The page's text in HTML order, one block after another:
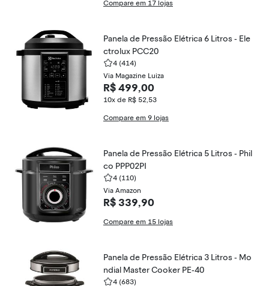
Compare em 17 lojas
Panela de Pressão Elétrica 6 Litros - Ele
ctrolux PCC20
4 (414)
Via Magazine Luiza
R$ 499,00
10x de R$ 52,53
Compare em 9 lojas
Panela de Pressão Elétrica 5 Litros - Phil
co PPP02PI
4 (110)
Via Amazon
R$ 339,90
Compare em 15 lojas
Panela de Pressão Elétrica 3 Litros - Mo
ndial Master Cooker PE-40
4 (683)